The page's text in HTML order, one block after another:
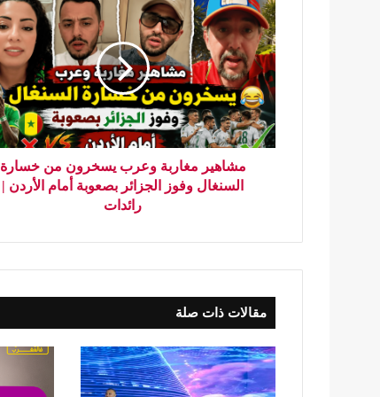
مشاهير مغاربة وعرب يسخرون من خسارة
السنغال وفوز الجزائر بصعوبة أمام الأردن |
رائدات
مقالات ذات صلة